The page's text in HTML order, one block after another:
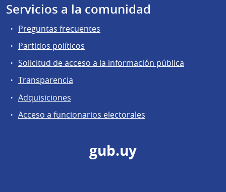
Servicios a la comunidad
Preguntas frecuentes
Partidos políticos
Solicitud de acceso a la información pública
Transparencia
Adquisiciones
Acceso a funcionarios electorales
gub.uy